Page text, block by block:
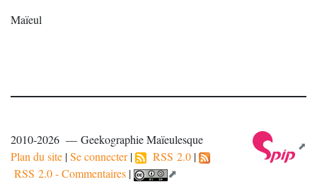
Maïeul
2010-2026 — Geekographie Maïeulesque
Plan du site |Se connecter| RSS 2.0 |
RSS 2.0 - Commentaires |